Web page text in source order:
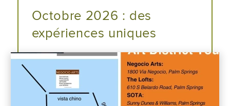
Octobre 2026 : des
expériences uniques